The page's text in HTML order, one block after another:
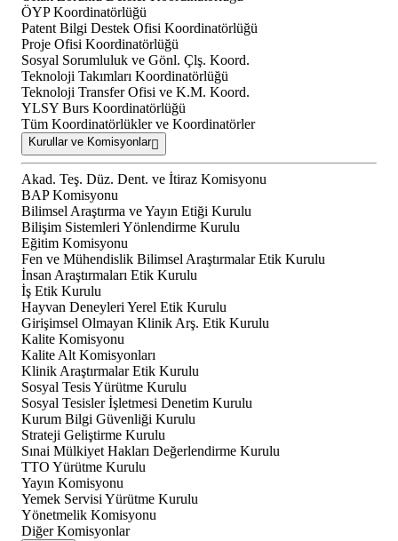
ÖYP Koordinatörlüğü
Patent Bilgi Destek Ofisi Koordinatörlüğü
Proje Ofisi Koordinatörlüğü
Sosyal Sorumluluk ve Gönl. Çlş. Koord.
Teknoloji Takımları Koordinatörlüğü
Teknoloji Transfer Ofisi ve K.M. Koord.
YLSY Burs Koordinatörlüğü
Tüm Koordinatörlükler ve Koordinatörler
Kurullar ve Komisyonlar
Akad. Teş. Düz. Dent. ve İtiraz Komisyonu
BAP Komisyonu
Bilimsel Araştırma ve Yayın Etiği Kurulu
Bilişim Sistemleri Yönlendirme Kurulu
Eğitim Komisyonu
Fen ve Mühendislik Bilimsel Araştırmalar Etik Kurulu
İnsan Araştırmaları Etik Kurulu
İş Etik Kurulu
Hayvan Deneyleri Yerel Etik Kurulu
Girişimsel Olmayan Klinik Arş. Etik Kurulu
Kalite Komisyonu
Kalite Alt Komisyonları
Klinik Araştırmalar Etik Kurulu
Sosyal Tesis Yürütme Kurulu
Sosyal Tesisler İşletmesi Denetim Kurulu
Kurum Bilgi Güvenliği Kurulu
Strateji Geliştirme Kurulu
Sınai Mülkiyet Hakları Değerlendirme Kurulu
TTO Yürütme Kurulu
Yayın Komisyonu
Yemek Servisi Yürütme Kurulu
Yönetmelik Komisyonu
Diğer Komisyonlar